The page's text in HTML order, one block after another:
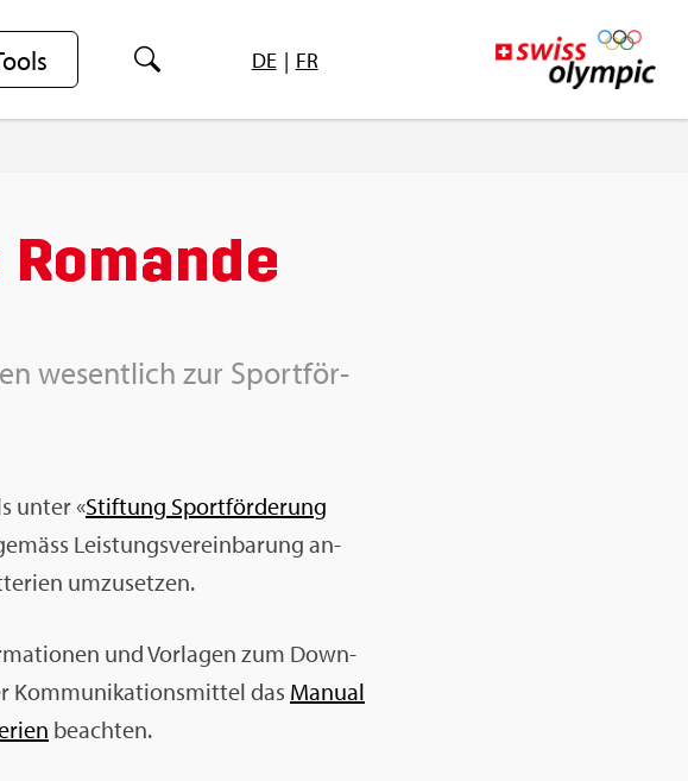
DE | FR
we­sent­lich zur Sport­för­
unter «Stif­tung Sport­för­de­rung
Leis­tungs­ver­ein­ba­rung an­
um­zu­set­zen.
und Vor­la­gen zum Down­
Kom­mu­ni­ka­ti­ons­mit­tel das Ma­nu­al
be­ach­ten.